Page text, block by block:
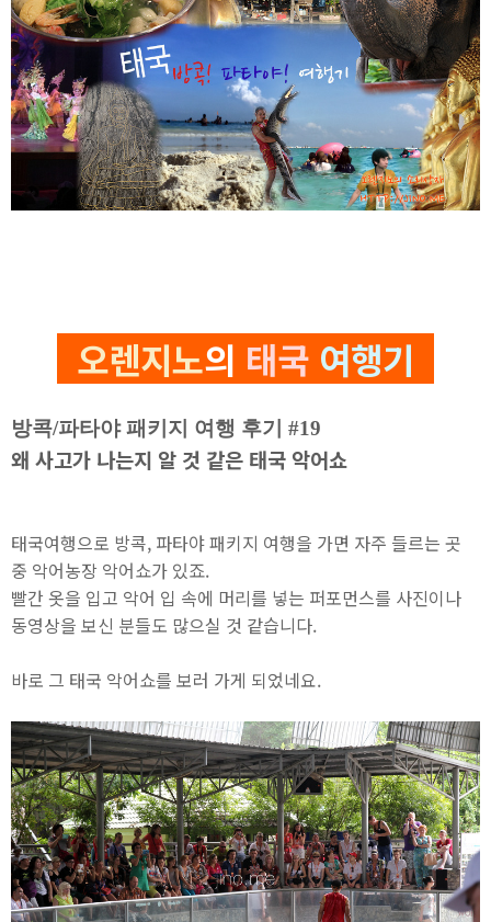
오렌지노의 태국 여행기
방콕/파타야 패키지 여행 후기 #19
왜 사고가 나는지 알 것 같은 태국 악어쇼
태국여행으로 방콕, 파타야 패키지 여행을 가면 자주 들르는 곳
중 악어농장 악어쇼가 있죠.
빨간 옷을 입고 악어 입 속에 머리를 넣는 퍼포먼스를 사진이나
동영상을 보신 분들도 많으실 것 같습니다.
바로 그 태국 악어쇼를 보러 가게 되었네요.